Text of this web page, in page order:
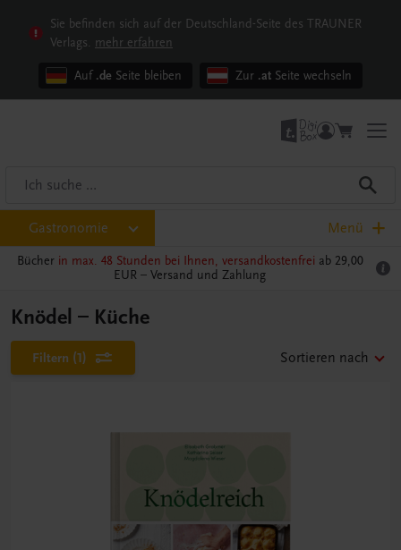
Sie befinden sich auf der Deutschland-Seite des TRAUNER
Verlags. mehr erfahren
Auf .de Seite bleiben Zur .at Seite wechseln
Gastronomie Menü
Bücher in max. 48 Stunden bei Ihnen, versandkostenfrei ab 29,00
EUR – Versand und Zahlung
Knödel – Küche
Filtern (1) Sortieren nach